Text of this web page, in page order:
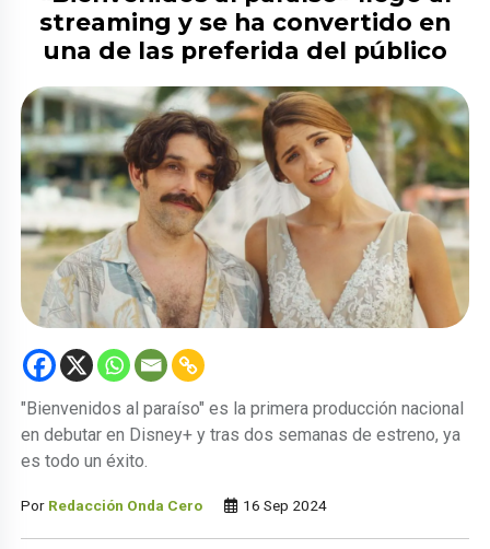
streaming y se ha convertido en
una de las preferida del público
"Bienvenidos al paraíso" es la primera producción nacional
en debutar en Disney+ y tras dos semanas de estreno, ya
es todo un éxito.
Por Redacción Onda Cero 16 Sep 2024